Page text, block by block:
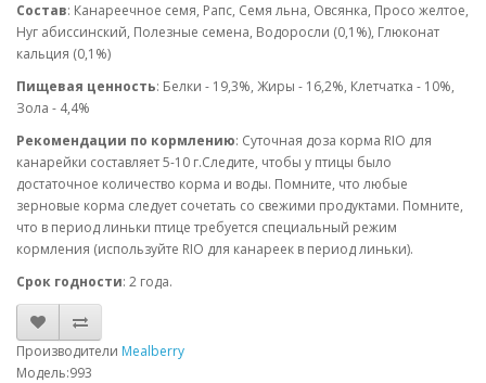
Состав: Канареечное семя, Рапс, Семя льна, Овсянка, Просо желтое,
Нуг абиссинский, Полезные семена, Водоросли (0,1%), Глюконат
кальция (0,1%)
Пищевая ценность: Белки - 19,3%, Жиры - 16,2%, Клетчатка - 10%,
Зола - 4,4%
Рекомендации по кормлению: Суточная доза корма RIO для
канарейки составляет 5-10 г.Следите, чтобы у птицы было
достаточное количество корма и воды. Помните, что любые
зерновые корма следует сочетать со свежими продуктами. Помните,
что в период линьки птице требуется специальный режим
кормления (используйте RIO для канареек в период линьки).
Срок годности: 2 года.
Производители Mealberry
Модель:993